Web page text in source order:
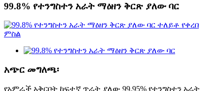
99.8% የተንግስተን አራት ማዕዘን ቅርጽ ያለው ባር
አጭር መግለጫ፡
የአምራች አቅርቦት ከፍተኛ ጥራት ያለው 99.95% የተንግስተን አራት